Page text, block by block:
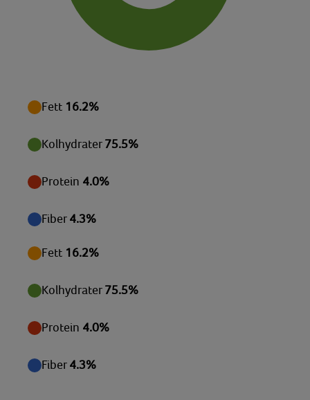
Riboflavin
Vitamin B6
Vitamin E
Zink
Fett 16.2%
Kolhydrater 75.5%
Protein 4.0%
Fiber 4.3%
Fett 16.2%
Kolhydrater 75.5%
Protein 4.0%
Fiber 4.3%